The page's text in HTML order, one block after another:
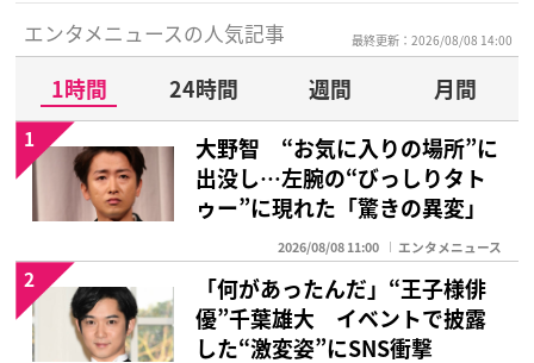
エンタメニュースの人気記事 最終更新：2026/08/08 14:00
1時間 24時間 週間
月間
大野智 “お気に入りの場所”に
出没し…左腕の“びっしりタト
ゥー”に現れた「驚きの異変」
2026/08/08 11:00 エンタメニュース
1
「何があったんだ」“王子様俳
優”千葉雄大 イベントで披露
した“激変姿”にSNS衝撃
2